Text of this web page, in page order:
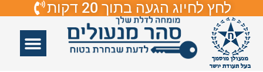
לחץ לחיוג הגעה בתוך 20 דקות